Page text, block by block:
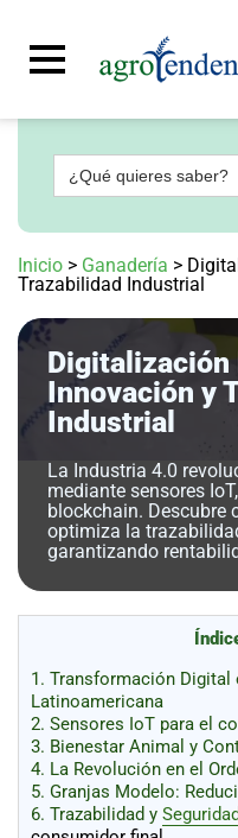
Señal
en
más
Agrotendencia
TV
Nuestros
Planes
Glosario
Regístrate
suscríbete
boletín
Contáctenos
Acuicultura
precisión
Apicultura
Avicultura
Cultivos
Ganadería
Buscar:
Inicio > Ganadería >
Trazabilidad Industrial
Digitalización
Innovación y
Industrial
La Industria 4.0
mediante sensores
blockchain. Descubre
optimiza la
garantizando
1. Transformación Digital
Latinoamericana
2. Sensores IoT para el
3. Bienestar Animal y
4. La Revolución en el
5. Granjas Modelo:
6. Trazabilidad y